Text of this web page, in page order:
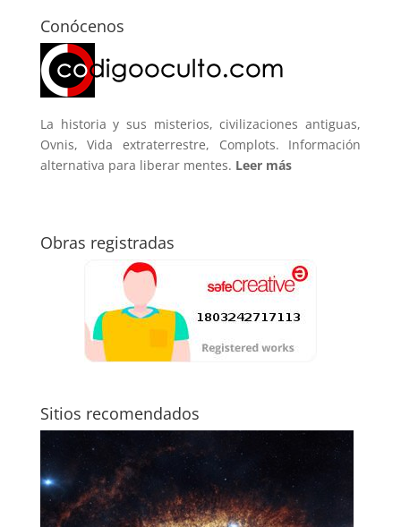
Conócenos
La historia y sus misterios, civilizaciones antiguas,
Ovnis, Vida extraterrestre, Complots. Información
alternativa para liberar mentes. Leer más
Obras registradas
Sitios recomendados